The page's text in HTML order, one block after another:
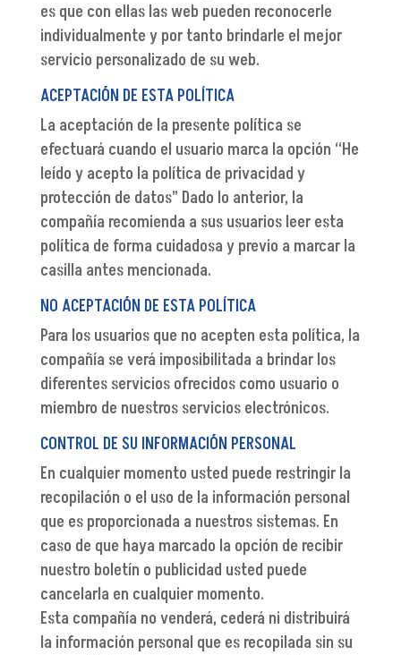
es que con ellas las web pueden reconocerle
individualmente y por tanto brindarle el mejor
servicio personalizado de su web.
ACEPTACIÓN DE ESTA POLÍTICA
La aceptación de la presente política se
efectuará cuando el usuario marca la opción “He
leído y acepto la política de privacidad y
protección de datos” Dado lo anterior, la
compañía recomienda a sus usuarios leer esta
política de forma cuidadosa y previo a marcar la
casilla antes mencionada.
NO ACEPTACIÓN DE ESTA POLÍTICA
Para los usuarios que no acepten esta política, la
compañía se verá imposibilitada a brindar los
diferentes servicios ofrecidos como usuario o
miembro de nuestros servicios electrónicos.
CONTROL DE SU INFORMACIÓN PERSONAL
En cualquier momento usted puede restringir la
recopilación o el uso de la información personal
que es proporcionada a nuestros sistemas. En
caso de que haya marcado la opción de recibir
nuestro boletín o publicidad usted puede
cancelarla en cualquier momento.
Esta compañía no venderá, cederá ni distribuirá
la información personal que es recopilada sin su